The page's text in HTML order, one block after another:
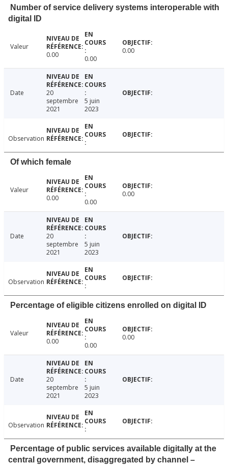
Number of service delivery systems interoperable with
digital ID
Valeur
0.00
0.00
0.00
Date
20
septembre
2021
5 juin
2023
Observation
Of which female
Valeur
0.00
0.00
0.00
Date
20
septembre
2021
5 juin
2023
Observation
Percentage of eligible citizens enrolled on digital ID
Valeur
0.00
0.00
0.00
Date
20
septembre
2021
5 juin
2023
Observation
Percentage of public services available digitally at the
central government, disaggregated by channel –